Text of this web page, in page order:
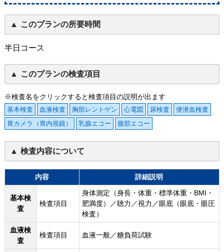
このプランの所要時間
半日コース
このプランの検査項目
※検査名をクリックすると検査項目の説明が出ます
基本検査 血液検査 胸部レントゲン 心電図 尿検査
便潜血検査
胃カメラ（胃内視鏡）
乳腺エコー 腹部エコー
検査内容について
内容 詳細説明
基本検
査
検査項目
身体測定（身長・体重・標準体重・BMI・
肥満度）／聴力／視力／眼底（眼底・眼圧
検査）
血液検
査
検査項目 血液一般／糖負荷試験